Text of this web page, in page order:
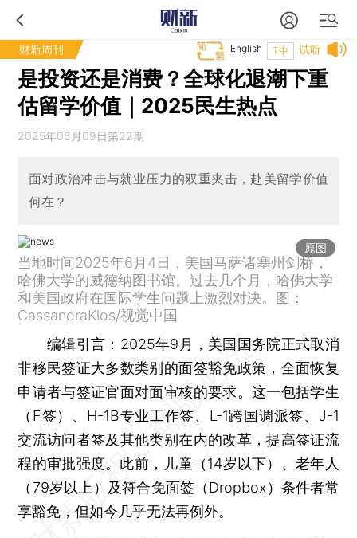
财新周刊 试听
T中
English
是投资还是消费？全球化退潮下重
估留学价值｜2025民生热点
2025年06月09日第22期
面对政治冲击与就业压力的双重夹击，赴美留学价值
何在？
原图
当地时间2025年6月4日，美国马萨诸塞州剑桥，
哈佛大学的威德纳图书馆。过去几个月，哈佛大学
和美国政府在国际学生问题上激烈对决。图：
CassandraKlos/视觉中国
编辑引言： 2025年9月，美国国务院正式取消
非移民签证大多数类别的面签豁免政策，全面恢复
申请者与签证官面对面审核的要求。这一包括学生
（F签）、H-1B专业工作签、L-1跨国调派签、J-1
交流访问者签及其他类别在内的改革，提高签证流
程的审批强度。此前，儿童（14岁以下）、老年人
（79岁以上）及符合免面签（Dropbox）条件者常
享豁免，但如今几乎无法再例外。